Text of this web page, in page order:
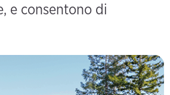
e consentono di